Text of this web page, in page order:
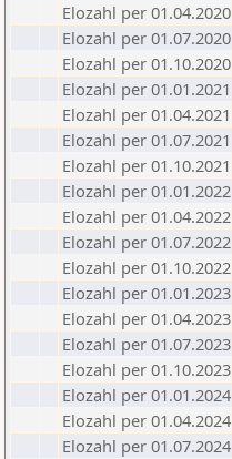
Elozahl per 01.04.2020
Elozahl per 01.07.2020
Elozahl per 01.10.2020
Elozahl per 01.01.2021
Elozahl per 01.04.2021
Elozahl per 01.07.2021
Elozahl per 01.10.2021
Elozahl per 01.01.2022
Elozahl per 01.04.2022
Elozahl per 01.07.2022
Elozahl per 01.10.2022
Elozahl per 01.01.2023
Elozahl per 01.04.2023
Elozahl per 01.07.2023
Elozahl per 01.10.2023
Elozahl per 01.01.2024
Elozahl per 01.04.2024
Elozahl per 01.07.2024